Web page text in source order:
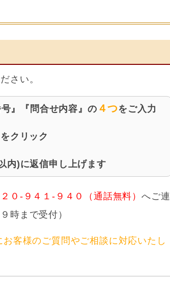
さい。
』『問合せ内容』の ４つをご入力
クリック
内)に返信申し上げます
０-９４１-９４０（通話無料）へご連
時まで受付）
客様のご質問やご相談に対応いたし